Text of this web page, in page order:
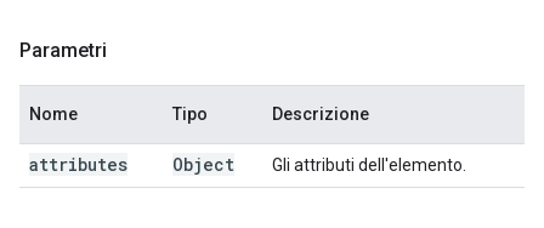
Parametri
Nome Tipo Descrizione
attributes Object Gli attributi dell'elemento.